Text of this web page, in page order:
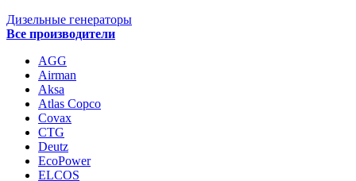
Дизельные генераторы
Все производители
AGG
Airman
Aksa
Atlas Copco
Covax
CTG
Deutz
EcoPower
ELCOS